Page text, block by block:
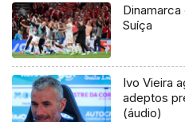
Suíça
Ivo Vieira
adeptos
(áudio)